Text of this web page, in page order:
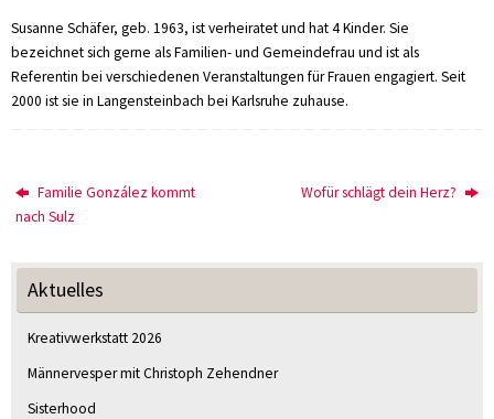
Susanne Schäfer, geb. 1963, ist verheiratet und hat 4 Kinder. Sie
bezeichnet sich gerne als Familien- und Gemeindefrau und ist als
Referentin bei verschiedenen Veranstaltungen für Frauen engagiert. Seit
2000 ist sie in Langensteinbach bei Karlsruhe zuhause.
Familie González kommt
nach Sulz
Wofür schlägt dein Herz?
Aktuelles
Kreativwerkstatt 2026
Männervesper mit Christoph Zehendner
Sisterhood